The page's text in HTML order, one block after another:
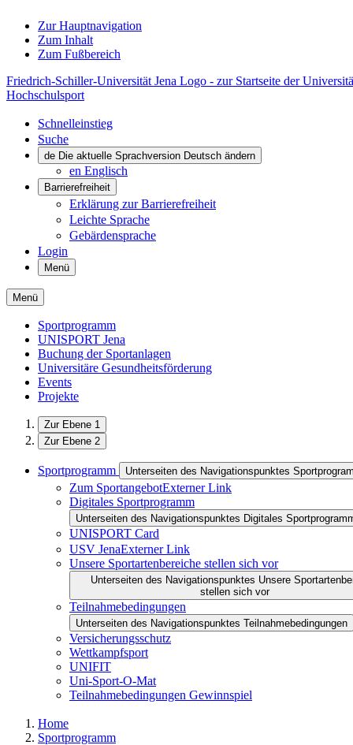
Zur Hauptnavigation
Zum Inhalt
Zum Fußbereich
Friedrich-Schiller-Universität Jena Logo - zur Startseite der
Hochschulsport
Schnelleinstieg
Suche
de Die aktuelle Sprachversion Deutsch ändern
en Englisch
Barrierefreiheit
Erklärung zur Barrierefreiheit
Leichte Sprache
Gebärdensprache
Login
Menü
Menü
Sportprogramm
UNISPORT Jena
Buchung der Sportanlagen
Universitäre Gesundheitsförderung
Events
Projekte
Zur Ebene 1
Zur Ebene 2
Sportprogramm Unterseiten des Navigationspunktes
Zum SportangebotExterner Link
Digitales Sportprogramm
Unterseiten des Navigationspunktes Digitales
UNISPORT Card
USV JenaExterner Link
Unsere Sportartenbereiche stellen sich vor
Unterseiten des Navigationspunktes Unsere
stellen sich vor
Teilnahmebedingungen
Unterseiten des Navigationspunktes Teilnahmebedingungen
Versicherungsschutz
Wettkampfsport
UNIFIT
Uni-Sport-O-Mat
Teilnahmebedingungen Gewinnspiel
Home
Sportprogramm